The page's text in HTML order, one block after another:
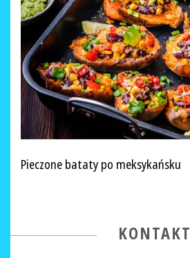
Pieczone bataty po meksykańsku
KONTAKT